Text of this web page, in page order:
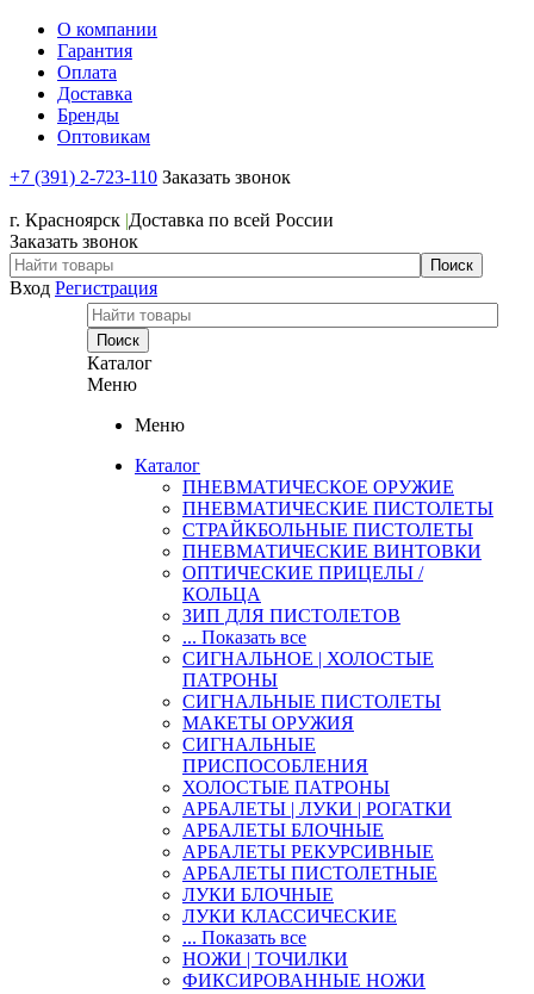
О компании
Гарантия
Оплата
Доставка
Бренды
Оптовикам
+7 (391) 2-723-110 Заказать звонок
г. Красноярск |Доставка по всей России
Заказать звонок
Вход Регистрация
Каталог
Меню
Меню
Каталог
ПНЕВМАТИЧЕСКОЕ ОРУЖИЕ
ПНЕВМАТИЧЕСКИЕ ПИСТОЛЕТЫ
СТРАЙКБОЛЬНЫЕ ПИСТОЛЕТЫ
ПНЕВМАТИЧЕСКИЕ ВИНТОВКИ
ОПТИЧЕСКИЕ ПРИЦЕЛЫ /
КОЛЬЦА
ЗИП ДЛЯ ПИСТОЛЕТОВ
... Показать все
СИГНАЛЬНОЕ | ХОЛОСТЫЕ
ПАТРОНЫ
СИГНАЛЬНЫЕ ПИСТОЛЕТЫ
МАКЕТЫ ОРУЖИЯ
СИГНАЛЬНЫЕ
ПРИСПОСОБЛЕНИЯ
ХОЛОСТЫЕ ПАТРОНЫ
АРБАЛЕТЫ | ЛУКИ | РОГАТКИ
АРБАЛЕТЫ БЛОЧНЫЕ
АРБАЛЕТЫ РЕКУРСИВНЫЕ
АРБАЛЕТЫ ПИСТОЛЕТНЫЕ
ЛУКИ БЛОЧНЫЕ
ЛУКИ КЛАССИЧЕСКИЕ
... Показать все
НОЖИ | ТОЧИЛКИ
ФИКСИРОВАННЫЕ НОЖИ